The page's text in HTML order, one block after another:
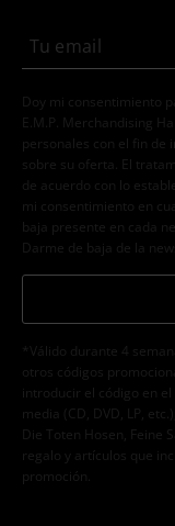
Doy mi consentimiento
E.M.P. Merchandising
personales con el fin de
sobre su oferta. El
de acuerdo con lo
mi consentimiento en
baja presente en cada
Darme de baja de la
*Válido durante 4
otros códigos
introducir el código en
media (CD, DVD, LP,
Die Toten Hosen, Feine
regalo y artículos que
promoción.